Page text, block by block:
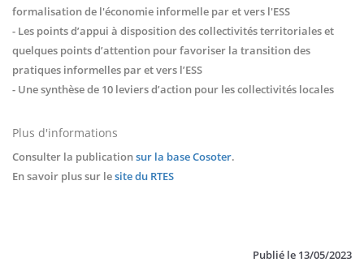
formalisation de l'économie informelle par et vers l'ESS
- Les points d’appui à disposition des collectivités territoriales et
quelques points d’attention pour favoriser la transition des
pratiques informelles par et vers l’ESS
- Une synthèse de 10 leviers d’action pour les collectivités locales
Plus d'informations
Consulter la publicationsur la base Cosoter.
En savoir plus sur lesite du RTES
Publié le 13/05/2023